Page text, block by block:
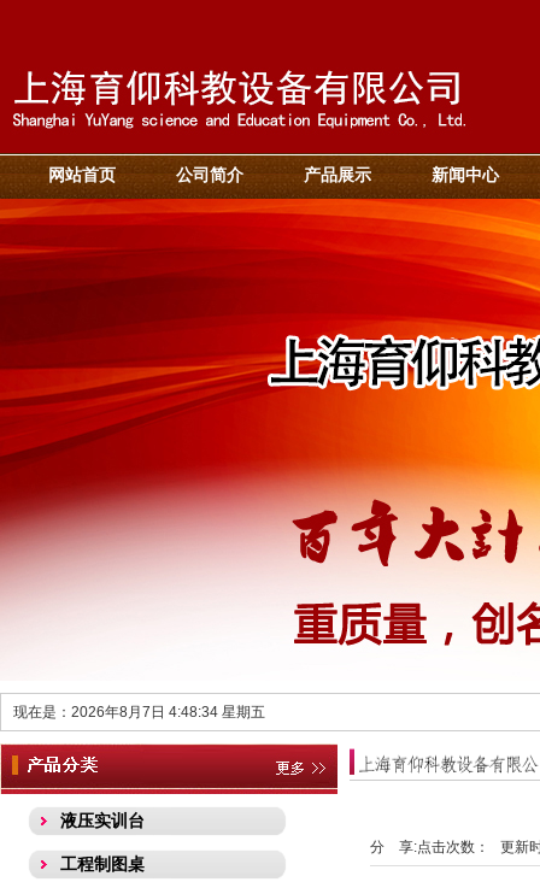
网站首页 公司简介 产品展示 新闻中心
现在是：2026年8月7日 4:48:35 星期五
点击次数： 更新
分 享:
液压实训台
工程制图桌